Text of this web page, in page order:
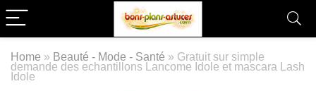
Home » Beauté - Mode - Santé » Gratuit sur simple
demande des echantillons Lancome Idole et mascara Lash
Idole